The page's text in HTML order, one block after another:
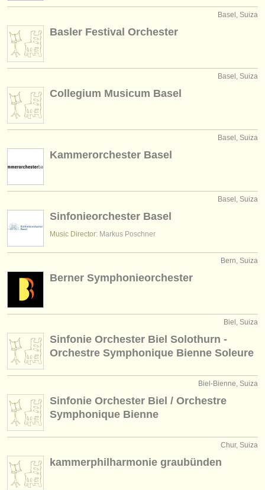
find out about our
ATSfaq
iniciar sesión
Basel, Suiza
Basler Festival Orchester
Basel, Suiza
Collegium Musicum Basel
Basel, Suiza
Kammerorchester Basel
Basel, Suiza
Sinfonieorchester Basel
Music Director: Markus Poschner
Bern, Suiza
Berner Symphonieorchester
Biel, Suiza
Sinfonie Orchester Biel Solothurn -
Orchestre Symphonique Bienne Soleure
Biel-Bienne, Suiza
Sinfonie Orchester Biel / Orchestre
Symphonique Bienne
Chur, Suiza
kammerphilharmonie graubünden